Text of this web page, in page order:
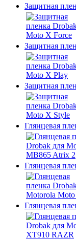
Защитная
Защитная
Защитная
Глянцевая
Глянцевая
Глянцевая